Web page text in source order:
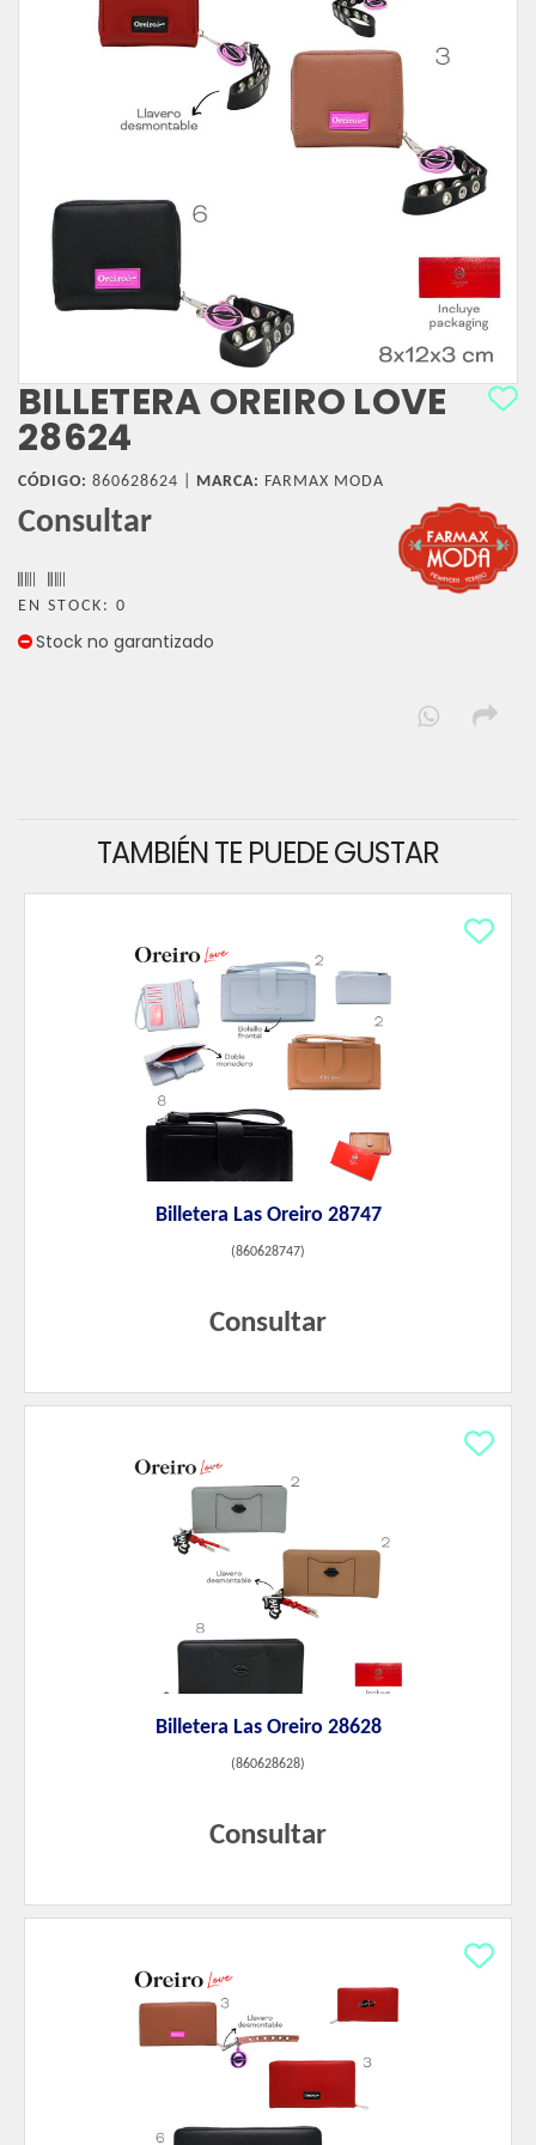
BILLETERA OREIRO LOVE
28624
CÓDIGO: 860628624 | MARCA: FARMAX MODA
Consultar
EN STOCK: 0
Stock no garantizado
TAMBIÉN TE PUEDE GUSTAR
Billetera Las Oreiro 28747
(860628747)
Consultar
Billetera Las Oreiro 28628
(860628628)
Consultar